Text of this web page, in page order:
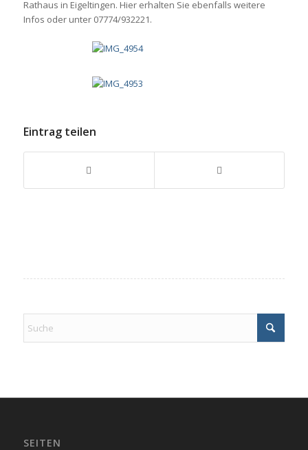
Rathaus in Eigeltingen. Hier erhalten Sie ebenfalls weitere
Infos oder unter 07774/932221.
Eintrag teilen
SEITEN